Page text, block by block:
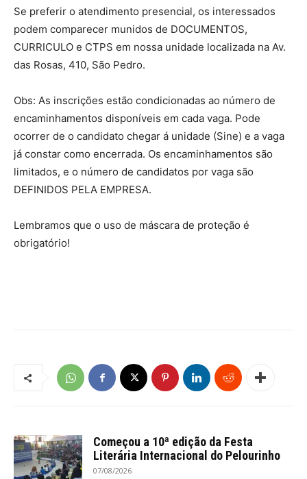
Se preferir o atendimento presencial, os interessados
podem comparecer munidos de DOCUMENTOS,
CURRICULO e CTPS em nossa unidade localizada na Av.
das Rosas, 410, São Pedro.
Obs: As inscrições estão condicionadas ao número de
encaminhamentos disponíveis em cada vaga. Pode
ocorrer de o candidato chegar á unidade (Sine) e a vaga
já constar como encerrada. Os encaminhamentos são
limitados, e o número de candidatos por vaga são
DEFINIDOS PELA EMPRESA.
Lembramos que o uso de máscara de proteção é
obrigatório!
Começou a 10ª edição da Festa
Literária Internacional do Pelourinho
07/08/2026